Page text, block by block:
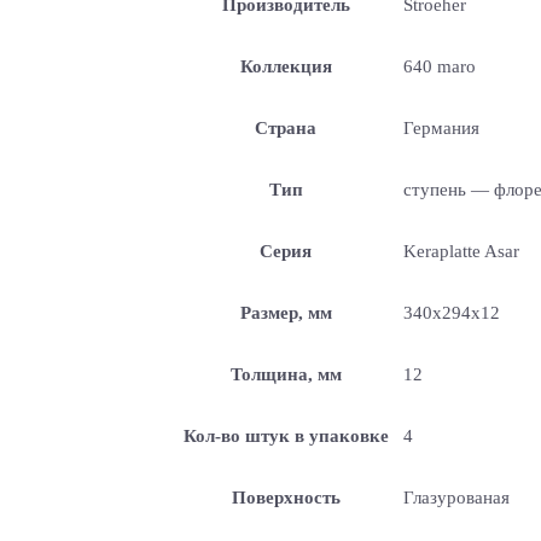
Производитель Stroeher
Коллекция 640 maro
Страна Германия
Тип ступень —
Серия Keraplatte Asar
Размер, мм 340x294x12
Толщина, мм 12
Кол-во штук в упаковке 4
Поверхность Глазурованая